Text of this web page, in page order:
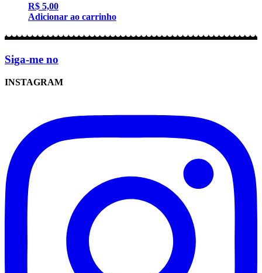
R$ 5,00
Adicionar ao carrinho
Siga-me no
INSTAGRAM